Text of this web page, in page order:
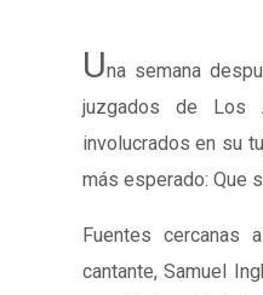
Una semana
juzgados de Los
involucrados en su
más esperado: Que
Fuentes cercanas
cantante, Samuel